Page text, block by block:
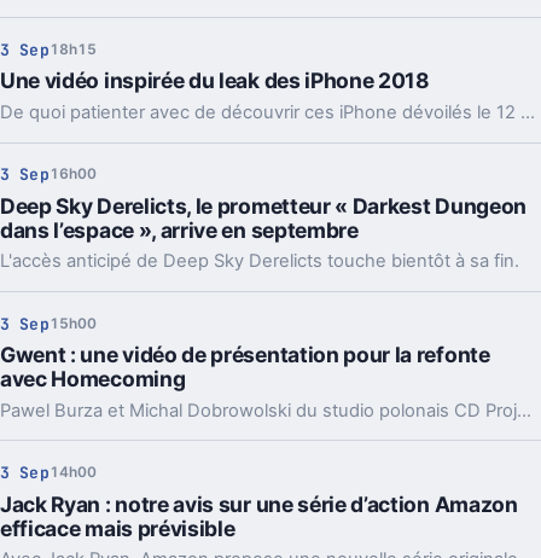
3 Sep 18h15
Une vidéo inspirée du leak des iPhone 2018
De quoi patienter avec de découvrir ces iPhone dévoilés le 12 septembre prochain lors du keynote d'Apple.
3 Sep 16h00
Deep Sky Derelicts, le prometteur « Darkest Dungeon
dans l’espace », arrive en septembre
L'accès anticipé de Deep Sky Derelicts touche bientôt à sa fin.
3 Sep 15h00
Gwent : une vidéo de présentation pour la refonte
avec Homecoming
Pawel Burza et Michal Dobrowolski du studio polonais CD Projekt RED ont dévoilé les toutes premières informations concernant la mise à jour Homecoming de Gwent : The Witcher Card Game.
3 Sep 14h00
Jack Ryan : notre avis sur une série d’action Amazon
efficace mais prévisible